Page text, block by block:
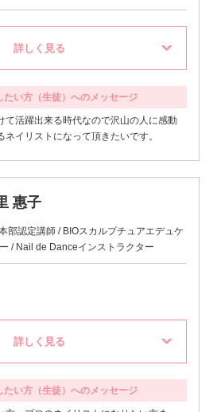
たい方（生徒）へのメッセージ
て活躍出来る時代なので沢山の人に感動
イリストになって頂きたいです。
惠子
部認定講師 / BIOスカルプチュアエデュケ
/ Nail de Danceインストラクター
たい方（生徒）へのメッセージ